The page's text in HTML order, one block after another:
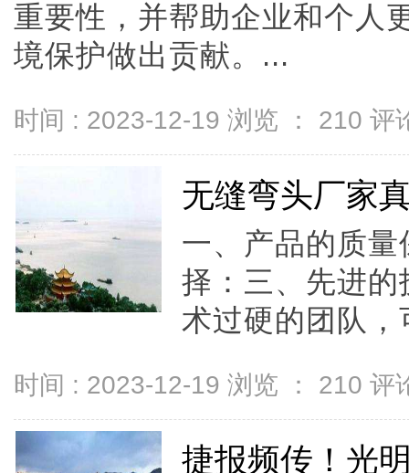
重要性，并帮助企业和个人
境保护做出贡献。...
时间 : 2023-12-19 浏览 ： 210 评
无缝弯头厂家
一、产品的质
择：三、先进
术过硬的团队
时间 : 2023-12-19 浏览 ： 210 评
捷报频传！光